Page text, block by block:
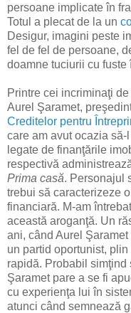
persoane implicate în
Totul a plecat de la un
Desigur, imagini peste
fel de fel de persoane,
doamne tuciurii cu fuste
Printre cei incriminaţi
Aurel Şaramet,
Creditelor pentru
care am avut ocazia
legate de finanţările
respectivă
Prima casă. Personajul
trebui să caracterizeze
financiară. M-am
această aroganţă. Un
ani, când Aurel
un partid oportunist,
rapidă. Probabil
Şaramet pare a se fi
cu experienţa lui în
atunci când semnează